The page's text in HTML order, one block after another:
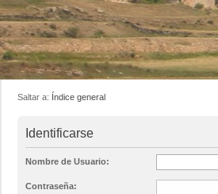
Saltar a: Índice general
Identificarse
Nombre de Usuario:
Contraseña: